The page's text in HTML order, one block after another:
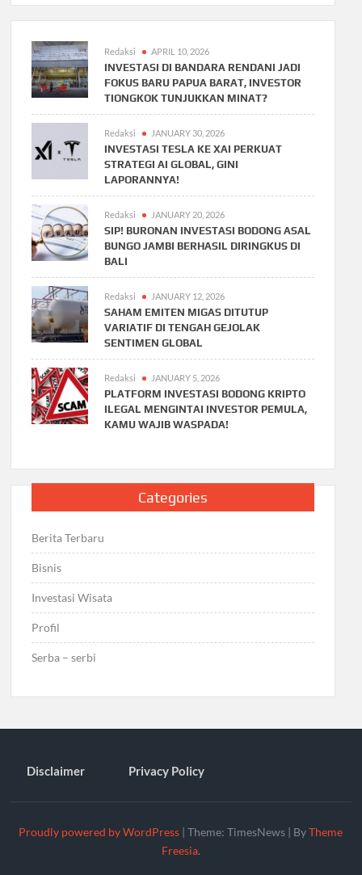
Redaksi APRIL 10, 2026
INVESTASI DI BANDARA RENDANI JADI
FOKUS BARU PAPUA BARAT, INVESTOR
TIONGKOK TUNJUKKAN MINAT?
Redaksi JANUARY 30, 2026
INVESTASI TESLA KE XAI PERKUAT
STRATEGI AI GLOBAL, GINI
LAPORANNYA!
Redaksi JANUARY 20, 2026
SIP! BURONAN INVESTASI BODONG ASAL
BUNGO JAMBI BERHASIL DIRINGKUS DI
BALI
Redaksi JANUARY 12, 2026
SAHAM EMITEN MIGAS DITUTUP
VARIATIF DI TENGAH GEJOLAK
SENTIMEN GLOBAL
Redaksi JANUARY 5, 2026
PLATFORM INVESTASI BODONG KRIPTO
ILEGAL MENGINTAI INVESTOR PEMULA,
KAMU WAJIB WASPADA!
Categories
Berita Terbaru
Bisnis
Investasi Wisata
Profil
Serba – serbi
Disclaimer Privacy Policy
Proudly powered by WordPress |Theme: TimesNews | ByTheme
Freesia.